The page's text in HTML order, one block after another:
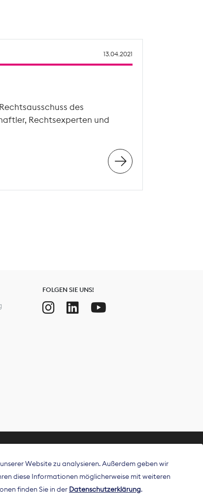
13.04.2021
des
Rechtsexperten und
FOLGEN SIE UNS!
in
Website zu analysieren. Außerdem geben wir
diese Informationen möglicherweise mit weiteren
finden Sie in der Datenschutzerklärung.